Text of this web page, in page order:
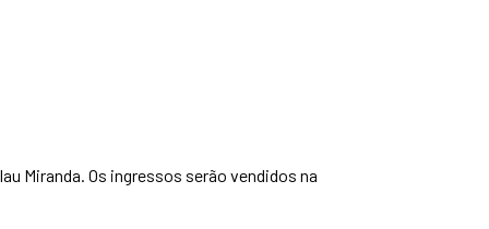
Miranda. Os ingressos serão vendidos na